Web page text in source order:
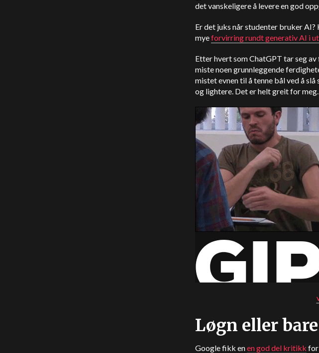
det vanskeligere å levere en god
Er det juks når studenter bruker AI?
myeforvirring rundt generativ AI i
Etter hvert som ChatGPT tar seg
miste noen grunnleggende
mistet evnen til å tenne bål ved å
og lightere. Det er helt greit for meg.
Løgn eller
Google fikk enen god del kritikk for